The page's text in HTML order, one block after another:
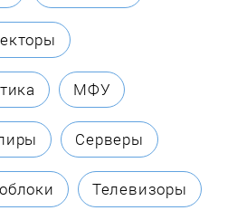
Vine
COOLEQ
Daewoo
Dietrich
De Luxe
МФУ
Серверы
Телевизоры